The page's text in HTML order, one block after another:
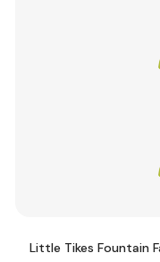
Little Tikes Fountain